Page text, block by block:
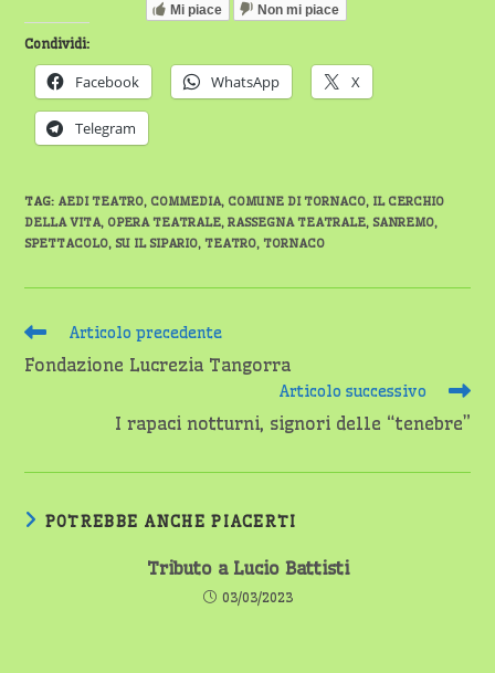
Mi piace Non mi piace
Condividi:
Facebook WhatsApp X
Telegram
TAG: AEDI TEATRO, COMMEDIA, COMUNE DI TORNACO, IL CERCHIO
DELLA VITA, OPERA TEATRALE, RASSEGNA TEATRALE, SANREMO,
SPETTACOLO, SU IL SIPARIO, TEATRO, TORNACO
Leggi
articoli
Articolo precedente
Fondazione Lucrezia Tangorra
Articolo successivo
I rapaci notturni, signori delle “tenebre”
POTREBBE ANCHE PIACERTI
Tributo a Lucio Battisti
03/03/2023